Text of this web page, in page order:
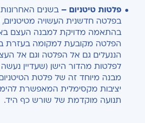
פלטות טיטניום – בשנים
בפלטה חדשנית העשויה מטיטניום,
בהתאמה מדויקת למבנה העצם
הפלטה מקובעת למקומה בעזרת
הננעלים גם אל הפלטה וגם אל
לפלטות מהדור הישן (שעדיין
מבנה מיוחד זה של פלטת
יציבות מקסימלית המאפשרת
תנועה מוקדמת של שורש כף היד.